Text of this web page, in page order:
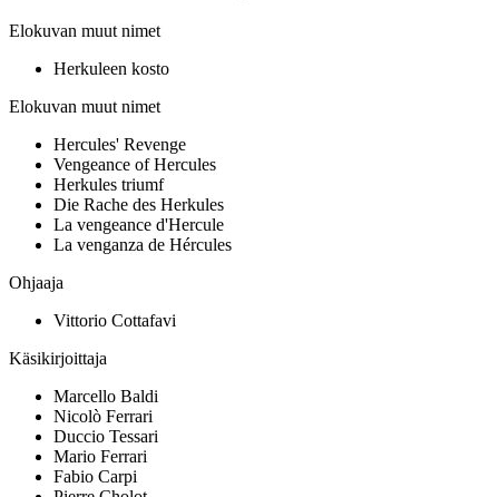
Elokuvan muut nimet
Herkuleen kosto
Elokuvan muut nimet
Hercules' Revenge
Vengeance of Hercules
Herkules triumf
Die Rache des Herkules
La vengeance d'Hercule
La venganza de Hércules
Ohjaaja
Vittorio Cottafavi
Käsikirjoittaja
Marcello Baldi
Nicolò Ferrari
Duccio Tessari
Mario Ferrari
Fabio Carpi